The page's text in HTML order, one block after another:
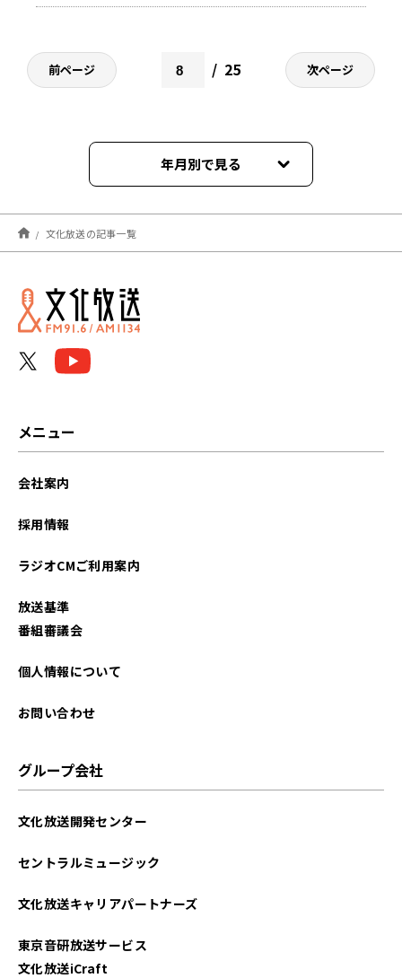
前ページ 25 次ページ
年月別で見る
2026年8月
2026年7月
2026年6月
2025年9月
2025年6月
文化放送の記事一覧
メニュー
会社案内
採用情報
ラジオCMご利用案内
放送基準
番組審議会
個人情報について
お問い合わせ
グループ会社
文化放送開発センター
セントラルミュージック
文化放送キャリアパートナーズ
東京音研放送サービス
文化放送iCraft